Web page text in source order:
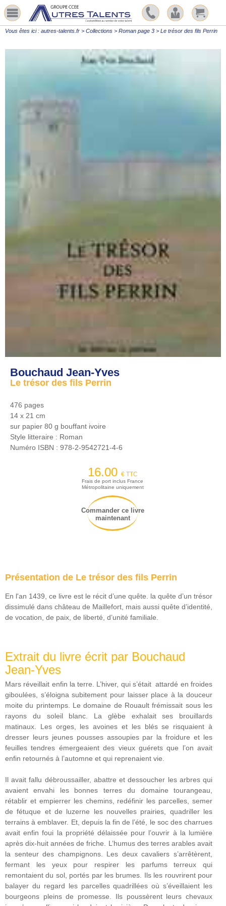
Vous êtes ici : autres-talents.fr > Collections > Roman page 3 > Le trésor des fils Perrin
Bouchaud Jean-Yves
Le trésor des fils Perrin
476 pages
14 x 21 cm
sur papier 80 g bouffant ivoire
Style litteraire : Roman
Numéro ISBN : 978-2-9542721-4-6
16.00 € TTC
Frais de port inclus France
Métropolitaine uniquement
Commander ce livre
maintenant
Présentation de Le trésor des fils Perrin
En l'an 1439, ce livre est le récit d’une quête. la quête d’un trésor
dissimulé dans château de Maillefort, mais aussi quête d’identité,
de vocation, de paix, de liberté, d’unité familiale.
Extrait du livre écrit par Bouchaud
Jean-Yves
Mars réveillait enfin la terre. L’hiver, qui s’était attardé en froides
giboulées, s’éloigna subitement pour laisser place à la douceur
moite du printemps. Le domaine de Rouault frémissait sous les
rayons du soleil blanc. La glèbe exhalait ses brouillards
matinaux. Les orges, les avoines et les blés se risquaient à
dresser leurs jeunes pousses assoupies par la froidure et les
feuilles tendres émergeaient des vieux guérets que l’on avait
enfin retournés à l’automne et qui reprenaient vie.
Il avait fallu débroussailler, abattre et dessoucher les arbres qui
avaient envahi les bonnes terres du domaine tourangeau,
rétablir et empierrer les chemins, redéfinir les parcelles, semer
de fétuque et de luzerne les nouvelles prairies, quadriller les
terrains à emblaver. Et, depuis la fin de l’été, le soc des charrues
avait enfin foui la propriété délaissée pour l’ouvrir à la lumière
après dix-huit années de friche. L’humus des terres arables avait
la senteur des champignons. Les deux cavaliers s’arrêtèrent,
fermant les yeux pour respirer les parfums terreux qui
remontaient du sol, portés par les brumes. Ils les rouvrirent pour
balayer du regard les parcelles quadrillées où s’éveillaient les
bourgeons pleins de promesse. Ils poussèrent leurs chevaux